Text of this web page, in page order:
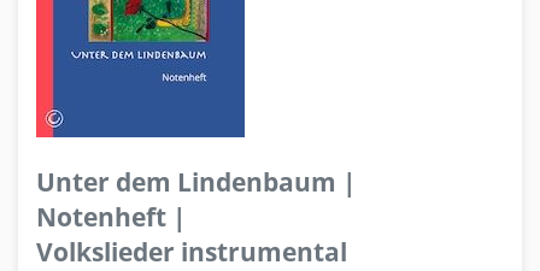
Unter dem Lindenbaum |
Notenheft |
Volkslieder instrumental